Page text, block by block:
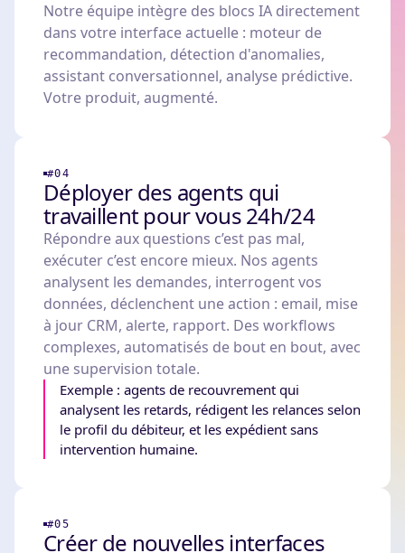
Notre équipe intègre des blocs IA directement
dans votre interface actuelle : moteur de
recommandation, détection d'anomalies,
assistant conversationnel, analyse prédictive.
Votre produit, augmenté.
#04
Déployer des agents qui
travaillent pour vous 24h/24
Répondre aux questions c’est pas mal,
exécuter c’est encore mieux. Nos agents
analysent les demandes, interrogent vos
données, déclenchent une action : email, mise
à jour CRM, alerte, rapport. Des workflows
complexes, automatisés de bout en bout, avec
une supervision totale.
Exemple : agents de recouvrement qui
analysent les retards, rédigent les relances selon
le profil du débiteur, et les expédient sans
intervention humaine.
#05
Créer de nouvelles interfaces